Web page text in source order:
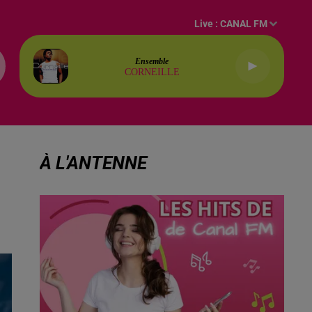
Live :CANAL FM
Ensemble
CORNEILLE
À L'ANTENNE